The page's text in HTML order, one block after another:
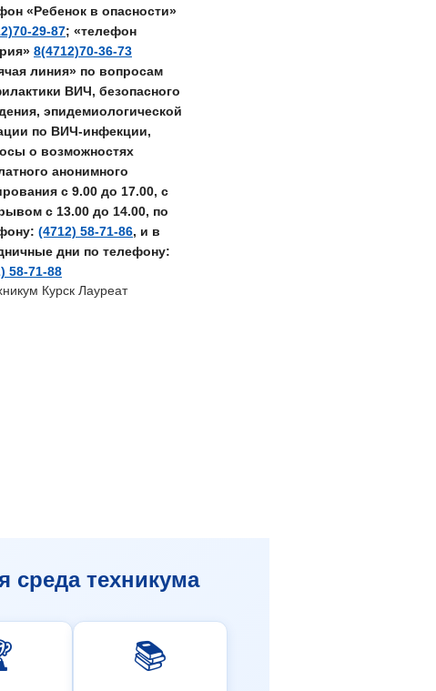
«Ребенок в опасности»
29-87; «телефон
8(4712)70-36-73
линия» по вопросам
ВИЧ, безопасного
эпидемиологической
по ВИЧ-инфекции,
о возможностях
анонимного
с 9.00 до 17.00, с
с 13.00 до 14.00, по
(4712) 58-71-86, и в
дни по телефону:
58-71-88
среда техникума
📚